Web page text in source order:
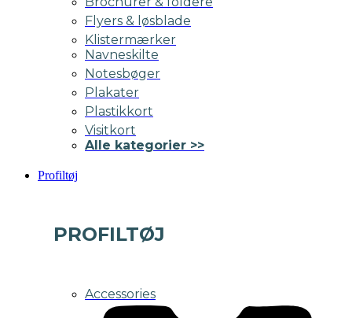
Flyers & løsblade
Klistermærker
Navneskilte
Notesbøger
Plakater
Plastikkort
Visitkort
Alle kategorier >>
Profiltøj
PROFILTØJ
Accessories